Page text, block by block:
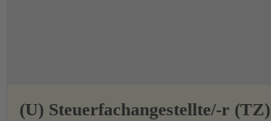
(U) Steuerfachangestellte/-r (TZ)